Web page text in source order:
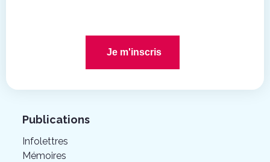
Je m'inscris
Publications
Infolettres
Mémoires